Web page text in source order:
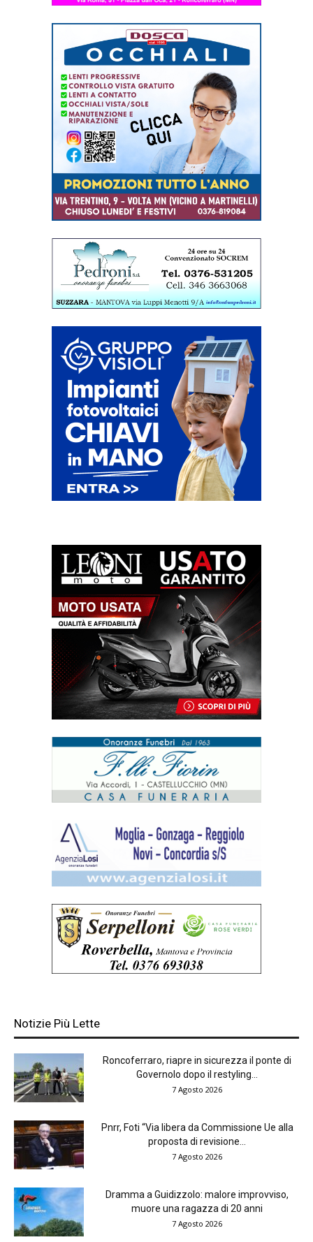
Notizie Più Lette
Roncoferraro, riapre in sicurezza il ponte di
Governolo dopo il restyling...
7 Agosto 2026
Pnrr, Foti “Via libera da Commissione Ue alla
proposta di revisione...
7 Agosto 2026
Dramma a Guidizzolo: malore improvviso,
muore una ragazza di 20 anni
7 Agosto 2026